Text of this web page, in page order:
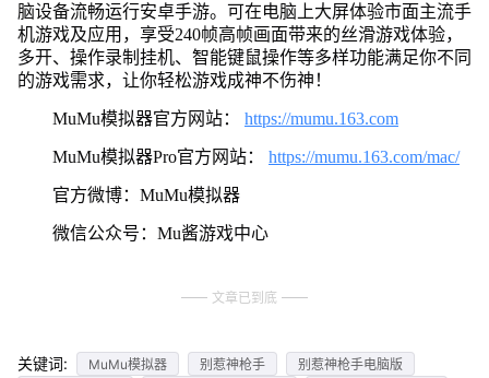
脑设备流畅运行安卓手游。可在电脑上大屏体验市面主流手
机游戏及应用，享受240帧高帧画面带来的丝滑游戏体验，
多开、操作录制挂机、智能键鼠操作等多样功能满足你不同
的游戏需求，让你轻松游戏成神不伤神！
MuMu模拟器官方网站： https://mumu.163.com
MuMu模拟器Pro官方网站： https://mumu.163.com/mac/
官方微博：MuMu模拟器
微信公众号：Mu酱游戏中心
文章已到底
关键词: MuMu模拟器 别惹神枪手
别惹神枪手电脑版